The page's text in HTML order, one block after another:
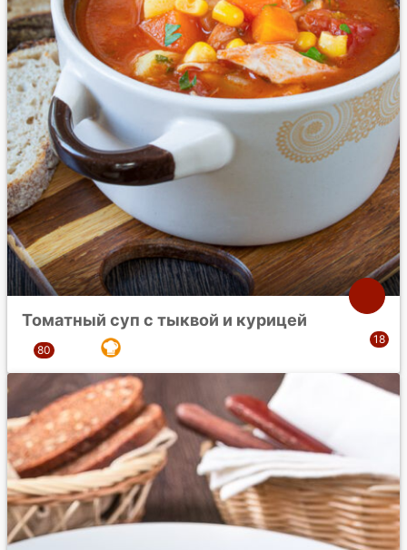
Томатный суп с тыквой и курицей